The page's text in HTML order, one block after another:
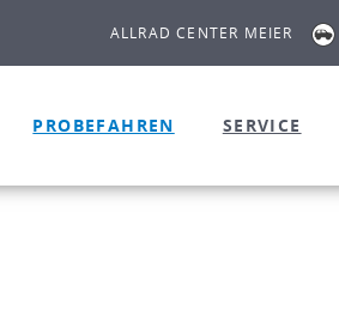
ALLRAD CENTER MEIER
PROBEFAHREN SERVICE